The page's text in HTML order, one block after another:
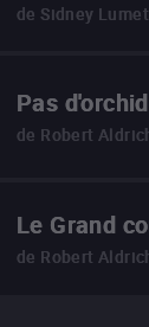
de Sidney Lumet
Pas
de Robert
Le Grand
de Robert